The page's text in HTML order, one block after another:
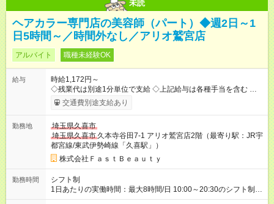
未読
ヘアカラー専門店の美容師（パート）◆週2日～1
日5時間～／時間外なし／アリオ鷲宮店
アルバイト 職種未経験OK
給与
時給1,172円～
◇残業代は別途1分単位で支給 ◇上記給与は各種手当を含む ◇毎
月インセンティブポイント付与 ・店舗売上や入客人数などに応
じてインセンティブポイントを付与 ・ポイントは6ヶ月に一度引
理美容師手当あり 研修期間6ヶ月間は以下給与のみ変更あり 時
給1150円 ※交通費支給（～500円/日） ※給与に関しては2025年
度の最低賃金を反映済み ※各都道府県の施行月より適応、入社
時期によっては変動の可能性あり 詳細は、採用担当へお問い合
わせください 【試用期間】試用期間なし
交通費別途支給あり
勤務地
埼玉県久喜市
埼玉県久喜市 久本寺谷田7-1 アリオ鷲宮店2階（最寄り駅：JR宇
都宮線/東武伊勢崎線「久喜駅」）
株式会社ＦａｓｔＢｅａｕｔｙ
勤務時間
シフト制
1日あたりの実働時間：最大8時間/日 10:00～20:30のシフト制
週2日～、1日5時間～OK シフトはご希望を伺いながら相談のう